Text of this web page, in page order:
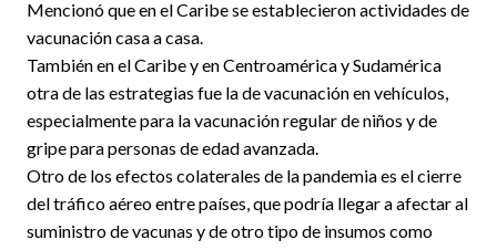
Mencionó que en el Caribe se establecieron actividades de
vacunación casa a casa.
También en el Caribe y en Centroamérica y Sudamérica
otra de las estrategias fue la de vacunación en vehículos,
especialmente para la vacunación regular de niños y de
gripe para personas de edad avanzada.
Otro de los efectos colaterales de la pandemia es el cierre
del tráfico aéreo entre países, que podría llegar a afectar al
suministro de vacunas y de otro tipo de insumos como